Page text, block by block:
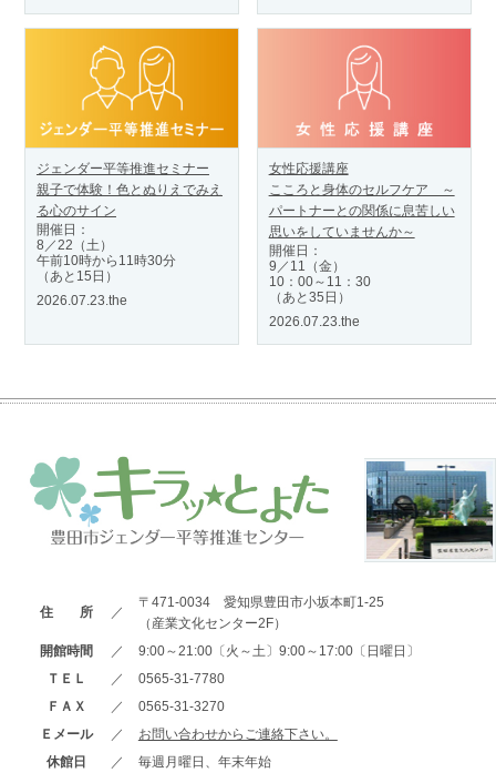
ジェンダー平等推進セミナー
親子で体験！色とぬりえでみえ
る心のサイン
開催日：
8／22（土）
午前10時から11時30分
（あと15日）
2026.07.23.the
女性応援講座
こころと身体のセルフケア ～
パートナーとの関係に息苦しい
思いをしていませんか～
開催日：
9／11（金）
10：00～11：30
（あと35日）
2026.07.23.the
住 所 ／
〒471-0034 愛知県豊田市小坂本町1-25
（産業文化センター2F）
開館時間
／
9:00～21:00〔火～土〕9:00～17:00〔日曜日〕
ＴＥＬ
／
0565-31-7780
ＦＡＸ
／
0565-31-3270
Ｅメール
／
お問い合わせからご連絡下さい。
休館日
／ 毎週月曜日、年末年始